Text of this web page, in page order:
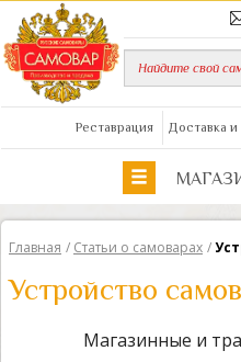
Реставрация Доставка и
Главная / Статьи о самоварах /
Устройство
Магазинные и